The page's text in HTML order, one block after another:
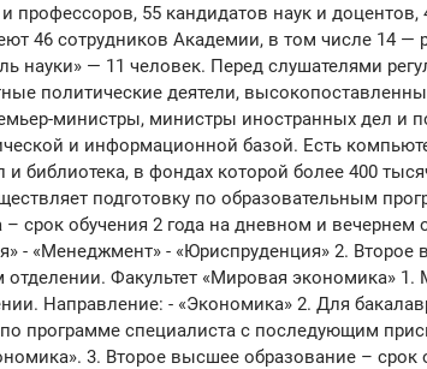
профессоров, 55 кандидатов наук и доцентов,
46 сотрудников Академии, в том числе 14
науки» — 11 человек. Перед слушателями
политические деятели,
министры, министры иностранных дел и
и информационной базой. Есть
библиотека, в фондах которой более 400
подготовку по образовательным
– срок обучения 2 года на дневном и вечернем
- «Менеджмент» - «Юриспруденция» 2. Второе
Факультет «Мировая экономика» 1.
Направление: - «Экономика» 2. Для
программе специалиста с последующим
3. Второе высшее образование – срок